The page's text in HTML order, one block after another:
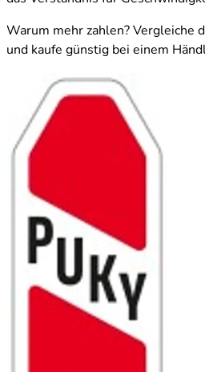
Warum mehr zahlen? Vergleiche
und kaufe günstig bei einem